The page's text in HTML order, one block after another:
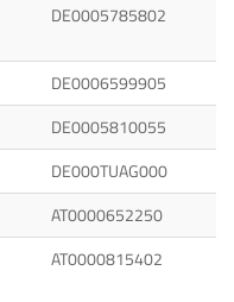
DE0005785802
DE0006599905
DE0005810055
DE000TUAG000
AT0000652250
AT0000815402